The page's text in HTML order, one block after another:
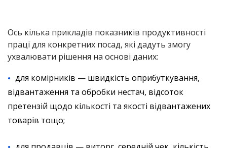
Ось кілька прикладів показників продуктивності
праці для конкретних посад, які дадуть змогу
ухвалювати рішення на основі даних:
для комірників — швидкість оприбуткування,
відвантаження та обробки нестач, відсоток
претензій щодо кількості та якості відвантажених
товарів тощо;